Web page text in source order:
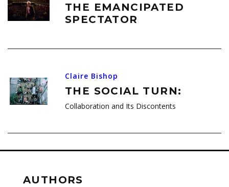
THE EMANCIPATED
SPECTATOR
Claire Bishop
THE SOCIAL TURN:
Collaboration and Its Discontents
AUTHORS